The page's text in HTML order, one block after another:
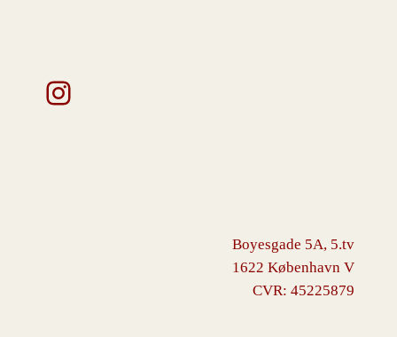
Instagram
Boyesgade 5A, 5.tv
1622 København V
CVR: 45225879